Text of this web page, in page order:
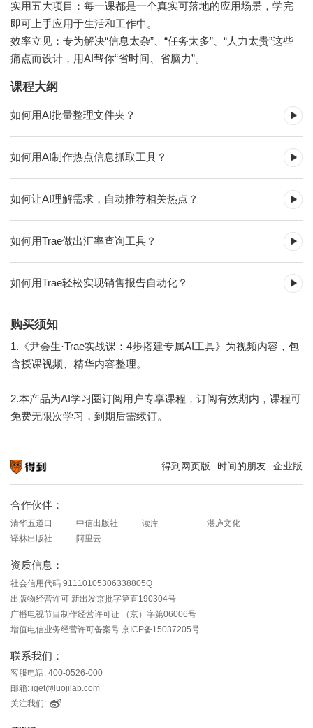
实用五大项目：每一课都是一个真实可落地的应用场景，学完
即可上手应用于生活和工作中。
效率立见：专为解决“信息太杂”、“任务太多”、“人力太贵”这些
痛点而设计，用AI帮你“省时间、省脑力”。
课程大纲
如何用AI批量整理文件夹？
如何用AI制作热点信息抓取工具？
如何让AI理解需求，自动推荐相关热点？
如何用Trae做出汇率查询工具？
如何用Trae轻松实现销售报告自动化？
购买须知
1.《尹会生·Trae实战课：4步搭建专属AI工具》为视频内容，包
含授课视频、精华内容整理。
2.本产品为AI学习圈订阅用户专享课程，订阅有效期内，课程可
免费无限次学习，到期后需续订。
得到网页版 时间的朋友 企业版
合作伙伴：
清华五道口 中信出版社 读库
湛庐文化
译林出版社
阿里云
资质信息：
社会信用代码 91110105306338805Q
出版物经营许可 新出发京批字第直190304号
广播电视节目制作经营许可证 （京）字第06006号
增值电信业务经营许可备案号 京ICP备15037205号
联系我们：
客服电话: 400-0526-000
邮箱: iget@luojilab.com
关注我们: